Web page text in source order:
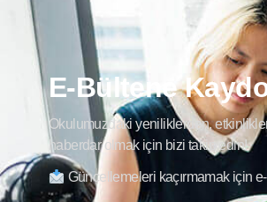
E-Bültene
Okulumuzdaki yeniliklerden,
haberdar olmak için bizi takip edin!
Güncellemeleri kaçırmamak için